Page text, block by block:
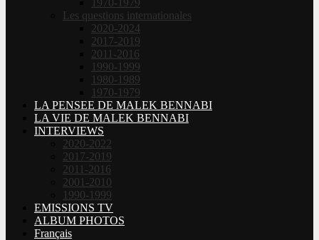
1970-1979
Les questions internationales
2020-2024
2017-2019
2011-2016
1990-1999
1980-1989
1970-1979
LA PENSEE DE MALEK BENNABI
LA VIE DE MALEK BENNABI
INTERVIEWS
2020-2022
2017-2019
2011-2016
2001-2010
1990-1999
EMISSIONS TV
ALBUM PHOTOS
Français